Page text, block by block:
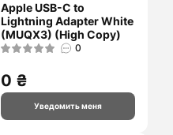
Apple USB-C to
Lightning Adapter White
(MUQX3) (High Copy)
0
0 ₴
Уведомить меня